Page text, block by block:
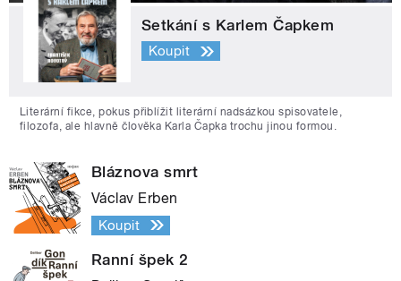
Setkání s Karlem Čapkem
Koupit
Literární fikce, pokus přiblížit literární nadsázkou spisovatele,
filozofa, ale hlavně člověka Karla Čapka trochu jinou formou.
Bláznova smrt
Václav Erben
Koupit
Ranní špek 2